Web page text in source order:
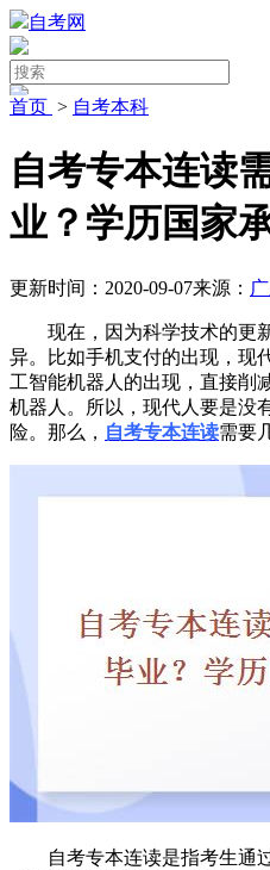
自考网
首页 > 自考本科
自考专本连读
业？学历国家
更新时间：2020-09-07来源：
现在，因为科学技术的更新
异。比如手机支付的出现，现
工智能机器人的出现，直接削
机器人。所以，现代人要是没
险。那么， 自考专本连读需要
自考专本连读是指考生通